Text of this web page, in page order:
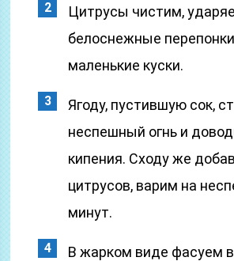
Цитрусы чистим,
белоснежные
маленькие куски.
Ягоду, пустившую сок,
неспешный огнь и
кипения. Сходу же
цитрусов, варим на
минут.
В жарком виде фасуем в